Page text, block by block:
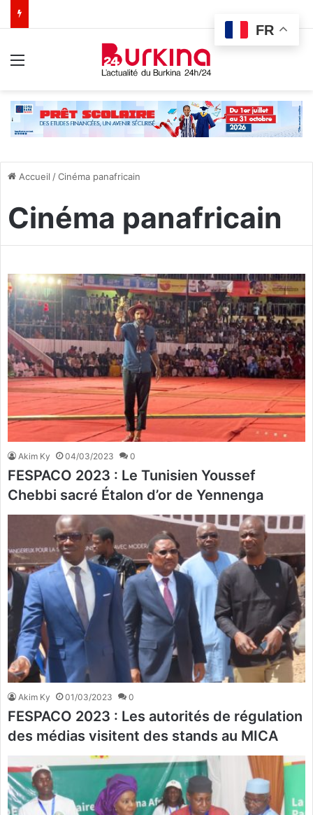
Accueil /Cinéma panafricain
Cinéma panafricain
Akim Ky 04/03/2023 0
FESPACO 2023 : Le Tunisien Youssef
Chebbi sacré Étalon d’or de Yennenga
Akim Ky 01/03/2023 0
FESPACO 2023 : Les autorités de régulation
des médias visitent des stands au MICA
FR